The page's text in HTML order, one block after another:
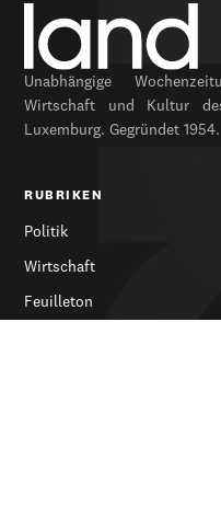
Unabhängige
Wirtschaft und Kultur
Luxemburg. Gegründet 1954.
RUBRIKEN
Politik
Wirtschaft
Feuilleton